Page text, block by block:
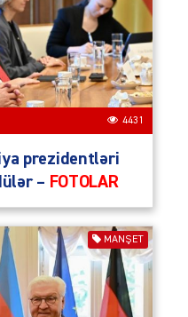
4431
prezidentləri
– FOTOLAR
MANŞET